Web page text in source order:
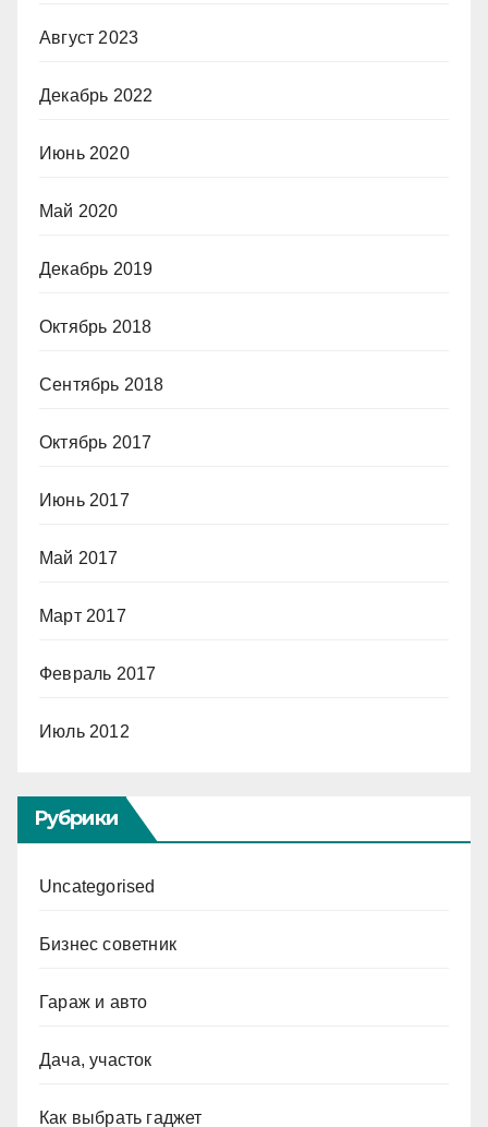
Август 2023
Декабрь 2022
Июнь 2020
Май 2020
Декабрь 2019
Октябрь 2018
Сентябрь 2018
Октябрь 2017
Июнь 2017
Май 2017
Март 2017
Февраль 2017
Июль 2012
Рубрики
Uncategorised
Бизнес советник
Гараж и авто
Дача, участок
Как выбрать гаджет